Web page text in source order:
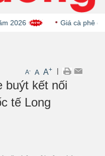
2026 Giá cà phê
A- A A+ |
buýt kết nối
tế Long